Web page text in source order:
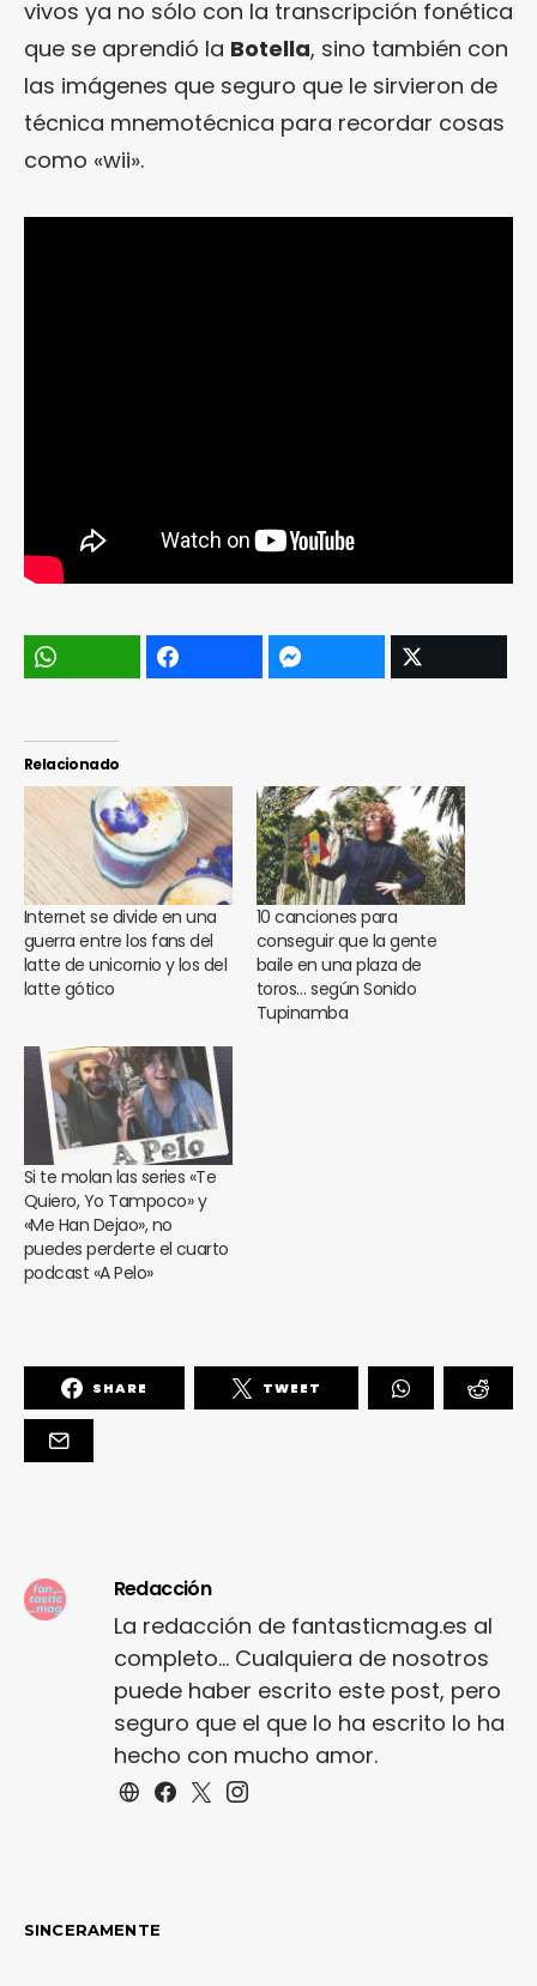
vivos ya no sólo con la transcripción fonética
que se aprendió la Botella, sino también con
las imágenes que seguro que le sirvieron de
técnica mnemotécnica para recordar cosas
como «wii».
Relacionado
Internet se divide en una
guerra entre los fans del
latte de unicornio y los del
latte gótico
10 canciones para
conseguir que la gente
baile en una plaza de
toros… según Sonido
Tupinamba
Si te molan las series «Te
Quiero, Yo Tampoco» y
«Me Han Dejao», no
puedes perderte el cuarto
podcast «A Pelo»
SHARE TWEET
Redacción
La redacción de fantasticmag.es al
completo... Cualquiera de nosotros
puede haber escrito este post, pero
seguro que el que lo ha escrito lo ha
hecho con mucho amor.
SINCERAMENTE